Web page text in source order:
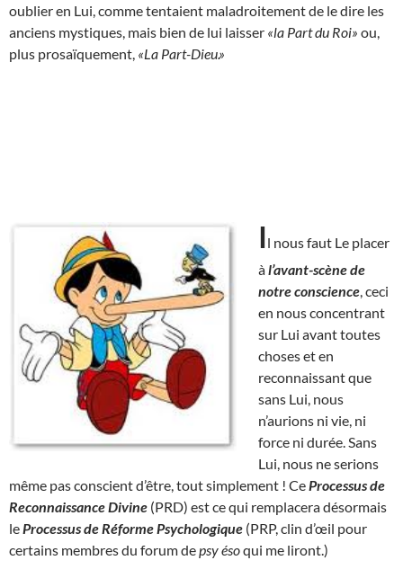
oublier en Lui, comme tentaient maladroitement de le dire les
anciens mystiques, mais bien de lui laisser «la Part du Roi» ou,
plus prosaïquement, «La Part-Dieu.»
Il nous faut Le placer
àl’avant-scène de
notre conscience , ceci
en nous concentrant
sur Lui avant toutes
choses et en
reconnaissant que
sans Lui, nous
n’aurions ni vie, ni
force ni durée. Sans
Lui, nous ne serions
même pas conscient d’être, tout simplement ! Ce Processus de
Reconnaissance Divine (PRD) est ce qui remplacera désormais
le Processus de Réforme Psychologique (PRP, clin d’œil pour
certains membres du forum depsy ésoqui me liront.)